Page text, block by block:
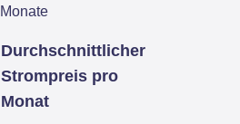
Monate
Durchschnittlicher
Strompreis pro
Monat